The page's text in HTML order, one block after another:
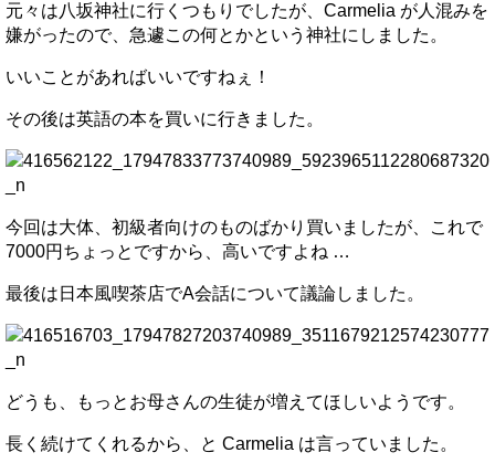
元々は八坂神社に行くつもりでしたが、Carmelia が人混みを
嫌がったので、急遽この何とかという神社にしました。
いいことがあればいいですねぇ！
その後は英語の本を買いに行きました。
今回は大体、初級者向けのものばかり買いましたが、これで
7000円ちょっとですから、高いですよね …
最後は日本風喫茶店でA会話について議論しました。
どうも、もっとお母さんの生徒が増えてほしいようです。
長く続けてくれるから、と Carmelia は言っていました。